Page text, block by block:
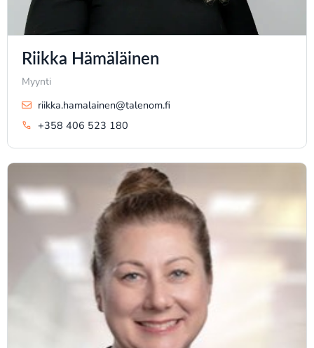
Riikka Hämäläinen
Myynti
riikka.hamalainen@talenom.fi
+358 406 523 180